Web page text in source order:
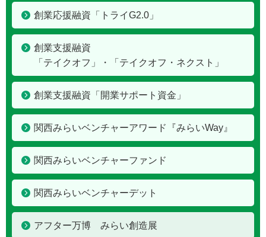
創業応援融資「トライG2.0」
創業支援融資
「テイクオフ」・「テイクオフ・ネクスト」
創業支援融資「開業サポート資金」
関西みらいベンチャーアワード『みらいWay』
関西みらいベンチャーファンド
関西みらいベンチャーデット
アフター万博 みらい創造展